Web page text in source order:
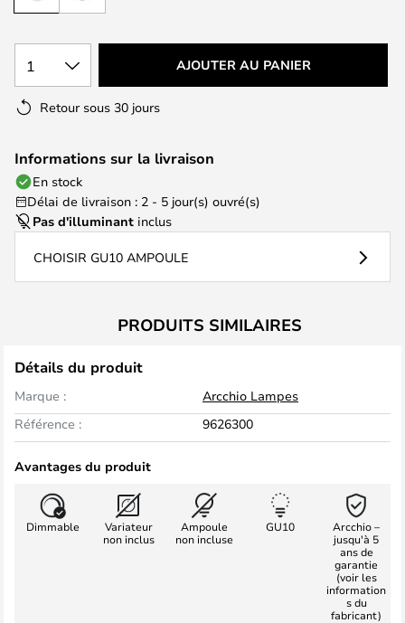
1 AJOUTER AU PANIER
Retour sous 30 jours
Informations sur la livraison
En stock
Délai de livraison : 2 - 5 jour(s) ouvré(s)
Pas d'illuminant inclus
CHOISIR GU10 AMPOULE
PRODUITS SIMILAIRES
Détails du produit
Marque :
Arcchio Lampes
Référence :
9626300
Avantages du produit
Dimmable
Variateur
non inclus
Ampoule
non incluse
GU10
Arcchio –
jusqu'à 5
ans de
garantie
(voir les
information
s du
fabricant)